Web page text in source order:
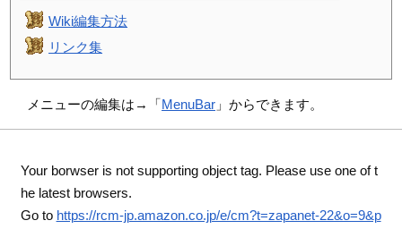
Wiki編集方法
リンク集
メニューの編集は→「MenuBar 」からできます。
Your borwser is not supporting object tag. Please use one of t
he latest browsers.
Go to https://rcm-jp.amazon.co.jp/e/cm?t=zapanet-22&o=9&p